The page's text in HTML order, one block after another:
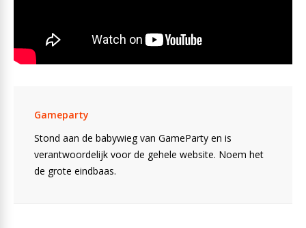
Gameparty
Stond aan de babywieg van GameParty en is
verantwoordelijk voor de gehele website. Noem het
de grote eindbaas.